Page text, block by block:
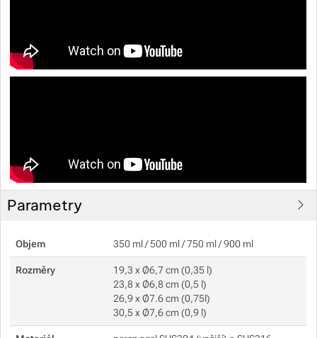
Parametry
Objem 350 ml / 500 ml / 750 ml / 900 ml
Rozměry
19,3 x Ø6,7 cm (0,35 l)
23,8 x Ø6,8 cm (0,5 l)
26,9 x Ø7.6 cm (0,75l)
30,5 x Ø7,6 cm (0,9 l)